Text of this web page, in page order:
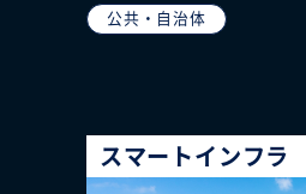
公共・自治体
スマートインフラ